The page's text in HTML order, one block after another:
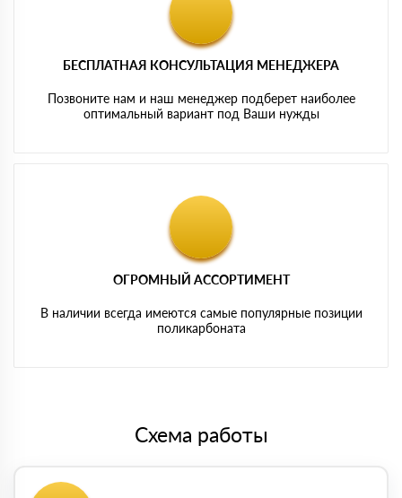
БЕСПЛАТНАЯ КОНСУЛЬТАЦИЯ МЕНЕДЖЕРА
Позвоните нам и наш менеджер подберет наиболее
оптимальный вариант под Ваши нужды
ОГРОМНЫЙ АССОРТИМЕНТ
В наличии всегда имеются самые популярные позиции
поликарбоната
Схема работы